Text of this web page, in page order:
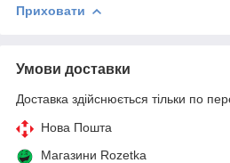
Приховати
Умови доставки
Доставка здійснюється тільки по
Нова Пошта
Магазини Rozetka